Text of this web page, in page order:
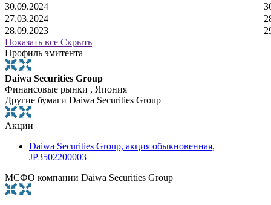
30.09.2024
27.03.2024
28.09.2023
Показать все Скрыть
Профиль эмитента
Daiwa Securities Group
Финансовые рынки , Япония
Другие бумаги Daiwa Securities Group
Акции
Daiwa Securities Group, акция обыкновенная,
JP3502200003
МСФО компании Daiwa Securities Group